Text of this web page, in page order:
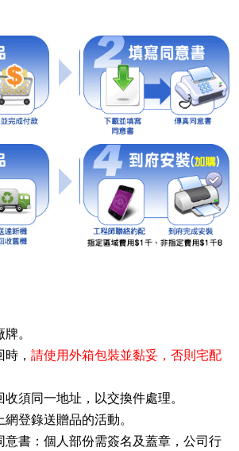
。
， 請使用外箱包裝並黏妥，否則宅配
須同一地址，以交換件處理。
登錄送贈品的活動。
意書：個人部份需簽名及蓋章，公司行